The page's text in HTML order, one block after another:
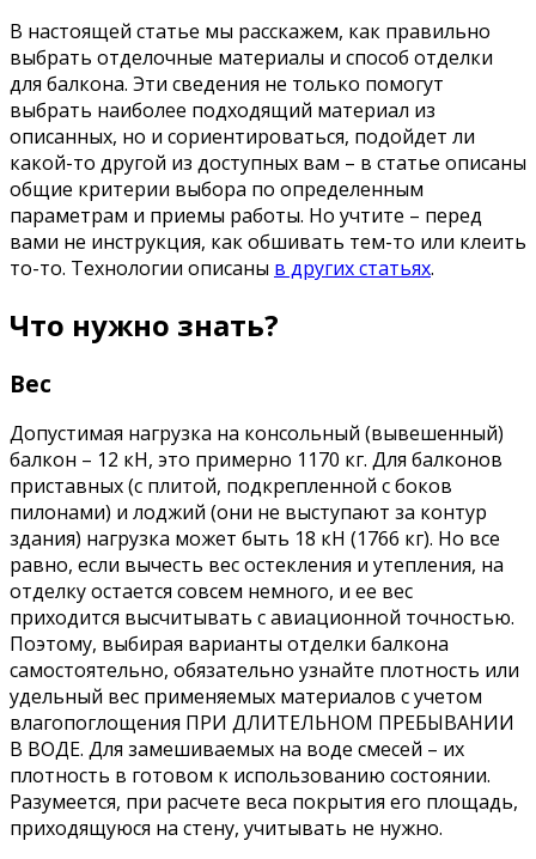
В настоящей статье мы расскажем, как правильно
выбрать отделочные материалы и способ отделки
для балкона. Эти сведения не только помогут
выбрать наиболее подходящий материал из
описанных, но и сориентироваться, подойдет ли
какой-то другой из доступных вам – в статье описаны
общие критерии выбора по определенным
параметрам и приемы работы. Но учтите – перед
вами не инструкция, как обшивать тем-то или клеить
то-то. Технологии описаны в других статьях.
Что нужно знать?
Вес
Допустимая нагрузка на консольный (вывешенный)
балкон – 12 кН, это примерно 1170 кг. Для балконов
приставных (с плитой, подкрепленной с боков
пилонами) и лоджий (они не выступают за контур
здания) нагрузка может быть 18 кН (1766 кг). Но все
равно, если вычесть вес остекления и утепления, на
отделку остается совсем немного, и ее вес
приходится высчитывать с авиационной точностью.
Поэтому, выбирая варианты отделки балкона
самостоятельно, обязательно узнайте плотность или
удельный вес применяемых материалов с учетом
влагопоглощения ПРИ ДЛИТЕЛЬНОМ ПРЕБЫВАНИИ
В ВОДЕ. Для замешиваемых на воде смесей – их
плотность в готовом к использованию состоянии.
Разумеется, при расчете веса покрытия его площадь,
приходящуюся на стену, учитывать не нужно.